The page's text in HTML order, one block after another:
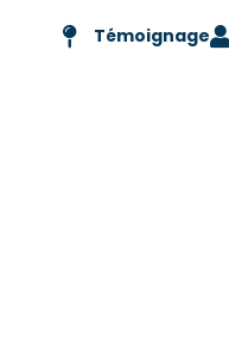
Témoignage